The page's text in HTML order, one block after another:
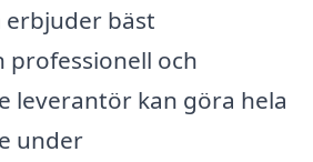
bäst
professionell och
leverantör kan göra hela
under